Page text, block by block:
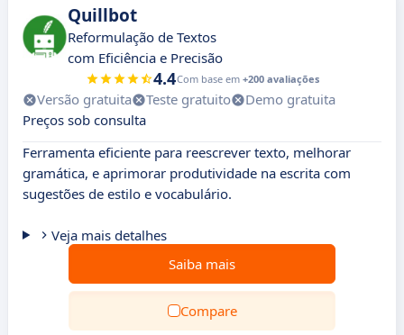
Quillbot
Reformulação de Textos
com Eficiência e Precisão
4.4Com base em +200 avaliações
Versão gratuita Teste gratuito
Demo gratuita
Preços sob consulta
Ferramenta eficiente para reescrever texto, melhorar
gramática, e aprimorar produtividade na escrita com
sugestões de estilo e vocabulário.
Veja mais detalhes
Saiba mais
Compare